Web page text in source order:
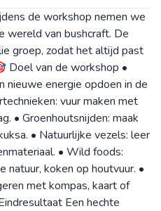
de workshop nemen we
wereld van bushcraft. De
groep, zodat het altijd past
Doel van de workshop •
nieuwe energie opdoen in de
vuur maken met
• Groenhoutsnijden: maak
• Natuurlijke vezels: leer
• Wild foods:
natuur, koken op houtvuur. •
met kompas, kaart of
Een hechte